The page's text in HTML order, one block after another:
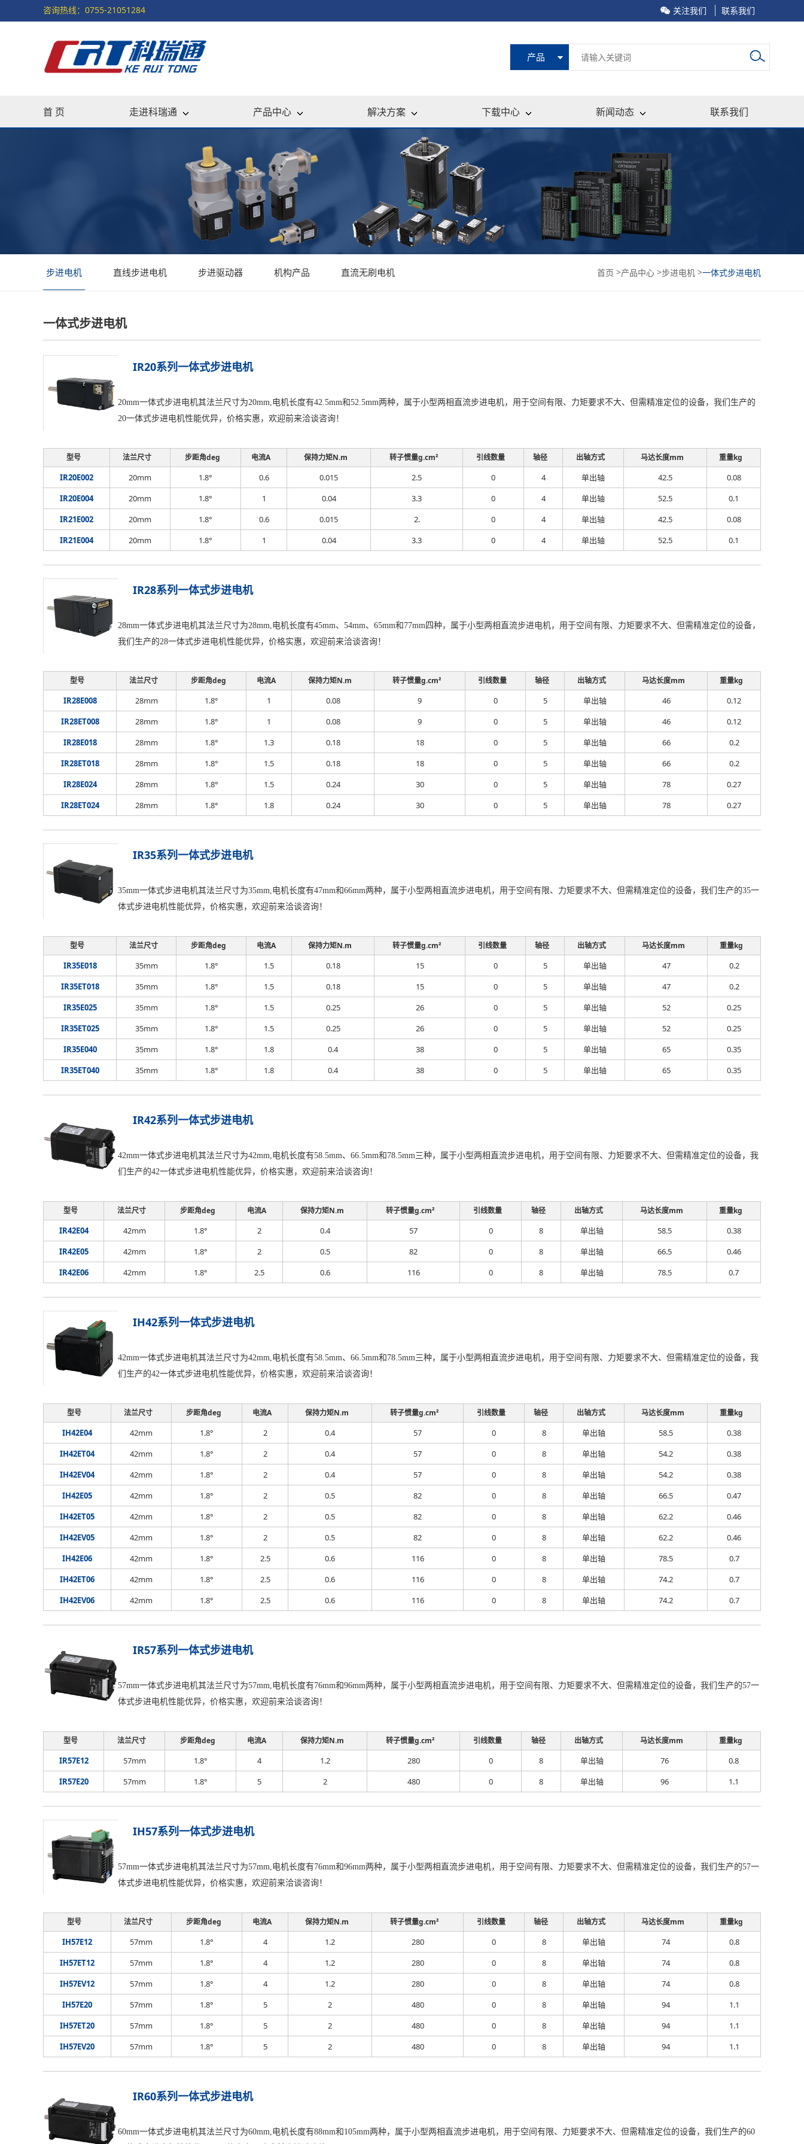
咨询热线：0755-21051284 关注我们 联系我们
产品
首 页 走进科瑞通 产品中心 解决方案 下载中心 新闻动态 联系我们
步进电机 直线步进电机 步进驱动器 机构产品 直流无刷电机 首页 >产品中心 >步进电机 >一体式步进电机
一体式步进电机
IR20系列一体式步进电机
20mm一体式步进电机其法兰尺寸为20mm,电机长度有42.5mm和52.5mm两种，属于小型两相直流步进电机，用于空间有限、力矩要求不大、但需精准定位的设备，我们生产的
20一体式步进电机性能优异，价格实惠，欢迎前来洽谈咨询！
型号 法兰尺寸 步距角deg 电流A 保持力矩N.m 转子惯量g.cm² 引线数量 轴径 出轴方式 马达长度mm 重量kg
IR20E002 20mm 1.8° 0.6 0.015 2.5 0 4 单出轴 42.5
0.08
IR20E004
20mm 1.8° 1 0.04 3.3 0 4 单出轴 52.5
0.1
IR21E002
20mm 1.8° 0.6 0.015 2. 0 4 单出轴 42.5
0.08
IR21E004
20mm 1.8° 1 0.04 3.3 0 4 单出轴 52.5 0.1
IR28系列一体式步进电机
28mm一体式步进电机其法兰尺寸为28mm,电机长度有45mm、54mm、65mm和77mm四种，属于小型两相直流步进电机，用于空间有限、力矩要求不大、但需精准定位的设备，
我们生产的28一体式步进电机性能优异，价格实惠，欢迎前来洽谈咨询！
型号 法兰尺寸 步距角deg 电流A 保持力矩N.m 转子惯量g.cm² 引线数量 轴径 出轴方式 马达长度mm 重量kg
IR28E008 28mm 1.8° 1 0.08 9 0 5 单出轴 46
0.12
IR28ET008
28mm 1.8° 1 0.08 9 0 5 单出轴 46
0.12
IR28E018
28mm 1.8° 1.3 0.18 18 0 5 单出轴 66
0.2
IR28ET018
28mm 1.8° 1.5 0.18 18 0 5 单出轴 66
0.2
IR28E024
28mm 1.8° 1.5 0.24 30 0 5 单出轴 78
0.27
IR28ET024
28mm 1.8° 1.8 0.24 30 0 5 单出轴 78 0.27
IR35系列一体式步进电机
35mm一体式步进电机其法兰尺寸为35mm,电机长度有47mm和66mm两种，属于小型两相直流步进电机，用于空间有限、力矩要求不大、但需精准定位的设备，我们生产的35一
体式步进电机性能优异，价格实惠，欢迎前来洽谈咨询！
型号 法兰尺寸 步距角deg 电流A 保持力矩N.m 转子惯量g.cm² 引线数量 轴径 出轴方式 马达长度mm 重量kg
IR35E018 35mm 1.8° 1.5 0.18 15 0 5 单出轴 47
0.2
IR35ET018
35mm 1.8° 1.5 0.18 15 0 5 单出轴 47
0.2
IR35E025
35mm 1.8° 1.5 0.25 26 0 5 单出轴 52
0.25
IR35ET025
35mm 1.8° 1.5 0.25 26 0 5 单出轴 52
0.25
IR35E040
35mm 1.8° 1.8 0.4 38 0 5 单出轴 65
0.35
IR35ET040
35mm 1.8° 1.8 0.4 38 0 5 单出轴 65 0.35
IR42系列一体式步进电机
42mm一体式步进电机其法兰尺寸为42mm,电机长度有58.5mm、66.5mm和78.5mm三种，属于小型两相直流步进电机，用于空间有限、力矩要求不大、但需精准定位的设备，我
们生产的42一体式步进电机性能优异，价格实惠，欢迎前来洽谈咨询！
型号 法兰尺寸 步距角deg 电流A 保持力矩N.m 转子惯量g.cm² 引线数量 轴径 出轴方式 马达长度mm 重量kg
IR42E04 42mm 1.8° 2 0.4 57 0 8 单出轴 58.5
0.38
IR42E05
42mm 1.8° 2 0.5 82 0 8 单出轴 66.5
0.46
IR42E06
42mm 1.8° 2.5 0.6 116 0 8 单出轴 78.5 0.7
IH42系列一体式步进电机
42mm一体式步进电机其法兰尺寸为42mm,电机长度有58.5mm、66.5mm和78.5mm三种，属于小型两相直流步进电机，用于空间有限、力矩要求不大、但需精准定位的设备，我
们生产的42一体式步进电机性能优异，价格实惠，欢迎前来洽谈咨询！
型号 法兰尺寸 步距角deg 电流A 保持力矩N.m 转子惯量g.cm² 引线数量 轴径 出轴方式 马达长度mm 重量kg
IH42E04 42mm 1.8° 2 0.4 57 0 8 单出轴 58.5
0.38
IH42ET04
42mm 1.8° 2 0.4 57 0 8 单出轴 54.2
0.38
IH42EV04
42mm 1.8° 2 0.4 57 0 8 单出轴 54.2
0.38
IH42E05
42mm 1.8° 2 0.5 82 0 8 单出轴 66.5
0.47
IH42ET05
42mm 1.8° 2 0.5 82 0 8 单出轴 62.2
0.46
IH42EV05
42mm 1.8° 2 0.5 82 0 8 单出轴 62.2
0.46
IH42E06
42mm 1.8° 2.5 0.6 116 0 8 单出轴 78.5
0.7
IH42ET06
42mm 1.8° 2.5 0.6 116 0 8 单出轴 74.2
0.7
IH42EV06
42mm 1.8° 2.5 0.6 116 0 8 单出轴 74.2 0.7
IR57系列一体式步进电机
57mm一体式步进电机其法兰尺寸为57mm,电机长度有76mm和96mm两种，属于小型两相直流步进电机，用于空间有限、力矩要求不大、但需精准定位的设备，我们生产的57一
体式步进电机性能优异，价格实惠，欢迎前来洽谈咨询！
型号 法兰尺寸 步距角deg 电流A 保持力矩N.m 转子惯量g.cm² 引线数量 轴径 出轴方式 马达长度mm 重量kg
IR57E12 57mm 1.8° 4 1.2 280 0 8 单出轴 76
0.8
IR57E20
57mm 1.8° 5 2 480 0 8 单出轴 96 1.1
IH57系列一体式步进电机
57mm一体式步进电机其法兰尺寸为57mm,电机长度有76mm和96mm两种，属于小型两相直流步进电机，用于空间有限、力矩要求不大、但需精准定位的设备，我们生产的57一
体式步进电机性能优异，价格实惠，欢迎前来洽谈咨询！
型号 法兰尺寸 步距角deg 电流A 保持力矩N.m 转子惯量g.cm² 引线数量 轴径 出轴方式 马达长度mm 重量kg
IH57E12 57mm 1.8° 4 1.2 280 0 8 单出轴 74
0.8
IH57ET12
57mm 1.8° 4 1.2 280 0 8 单出轴 74
0.8
IH57EV12
57mm 1.8° 4 1.2 280 0 8 单出轴 74
0.8
IH57E20
57mm 1.8° 5 2 480 0 8 单出轴 94
1.1
IH57ET20
57mm 1.8° 5 2 480 0 8 单出轴 94
1.1
IH57EV20
57mm 1.8° 5 2 480 0 8 单出轴 94 1.1
IR60系列一体式步进电机
60mm一体式步进电机其法兰尺寸为60mm,电机长度有88mm和105mm两种，属于小型两相直流步进电机，用于空间有限、力矩要求不大、但需精准定位的设备，我们生产的60